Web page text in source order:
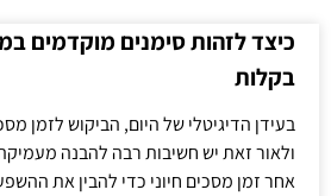
כיצד לזהות סימנים מוקדמים
בקלות
בעידן הדיגיטלי של היום, הביקוש לזמן
ולאור זאת יש חשיבות רבה להבנה
אחר זמן מסכים חיוני כדי להבין את